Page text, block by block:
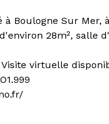
à Boulogne Sur
28m², salle
virtuelle